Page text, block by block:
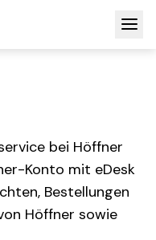
bei Höffner
Konto mit eDesk
Bestellungen
Höffner sowie